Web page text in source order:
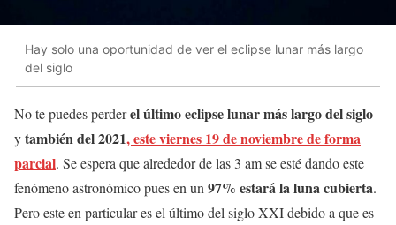
Hay solo una oportunidad de ver el eclipse lunar más largo
del siglo
No te puedes perderel último eclipse lunar más largo del siglo
ytambién del 2021, este viernes 19 de noviembre de forma
parcial. Se espera que alrededor de las 3 am se esté dando este
fenómeno astronómico pues en un 97% estará la luna cubierta.
Pero este en particular es el último del siglo XXI debido a que es